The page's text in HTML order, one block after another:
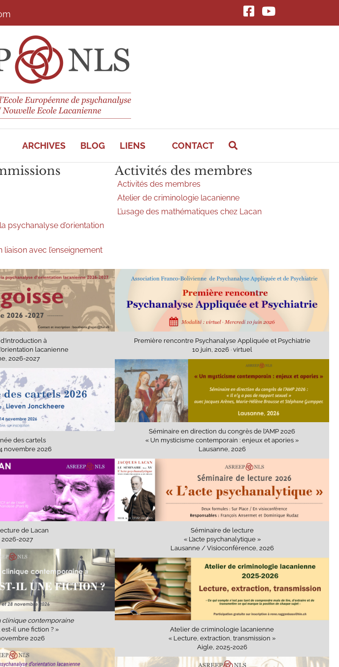
FACEBOOK
YouTube
ARCHIVES BLOG LIENS CONTACT
psychanalyse d’orientation
avec l’enseignement
Activités des membres
Activités des membres
Atelier de criminologie lacanienne
L’usage des mathématiques chez Lacan
à
lacanienne
2026-2027
des cartels
novembre 2026
de Lacan
2027
clinique contemporaine
est-il une fiction ? »
2026
Première rencontre Psychanalyse Appliquée et Psychiatrie
10 juin, 2026 · virtuel
Séminaire en direction du congrès de l’AMP 2026
« Un mysticisme contemporain : enjeux et apories »
Lausanne, 2026
Séminaire de lecture
« L’acte psychanalytique »
Lausanne / Visioconférence, 2026
Atelier de criminologie lacanienne
« Lecture, extraction, transmission »
Aigle, 2025-2026